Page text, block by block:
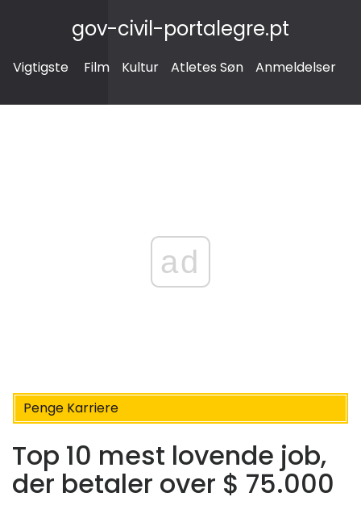
gov-civil-portalegre.pt
Vigtigste Film Kultur Atletes Søn Anmeldelser
ad
Penge Karriere
Top 10 mest lovende job,
der betaler over $ 75.000